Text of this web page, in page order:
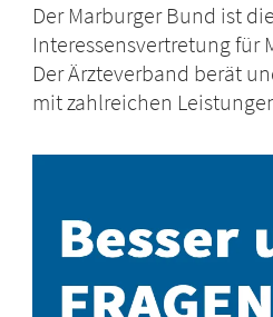
Der Marburger Bund ist die
Interessensvertretung für
Der Ärzteverband berät
mit zahlreichen